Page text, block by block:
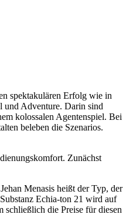
spektakulären Erfolg wie in
und Adventure. Darin sind
kolossalen Agentenspiel. Bei
beleben die Szenarios.
Zunächst
Menasis heißt der Typ, der
Echia-ton 21 wird auf
schließlich die Preise für diesen